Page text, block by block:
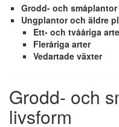
Grodd- och småplantor
Ungplantor och äldre
Ett- och tvååriga
Fleråriga arter
Vedartade växter
Grodd- och
livsform